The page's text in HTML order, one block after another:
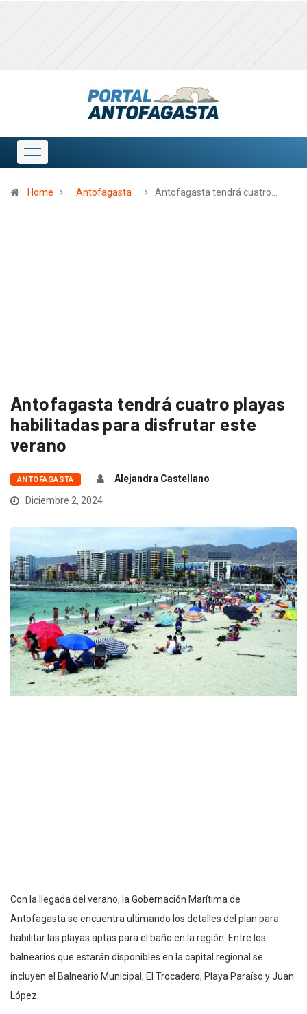
Home Antofagasta Antofagasta tendrá cuatro…
Antofagasta tendrá cuatro playas
habilitadas para disfrutar este
verano
ANTOFAGASTA
Alejandra Castellano
Diciembre 2, 2024
Con la llegada del verano, la Gobernación Marítima de
Antofagasta se encuentra ultimando los detalles del plan para
habilitar las playas aptas para el baño en la región. Entre los
balnearios que estarán disponibles en la capital regional se
incluyen el Balneario Municipal, El Trocadero, Playa Paraíso y Juan
López.